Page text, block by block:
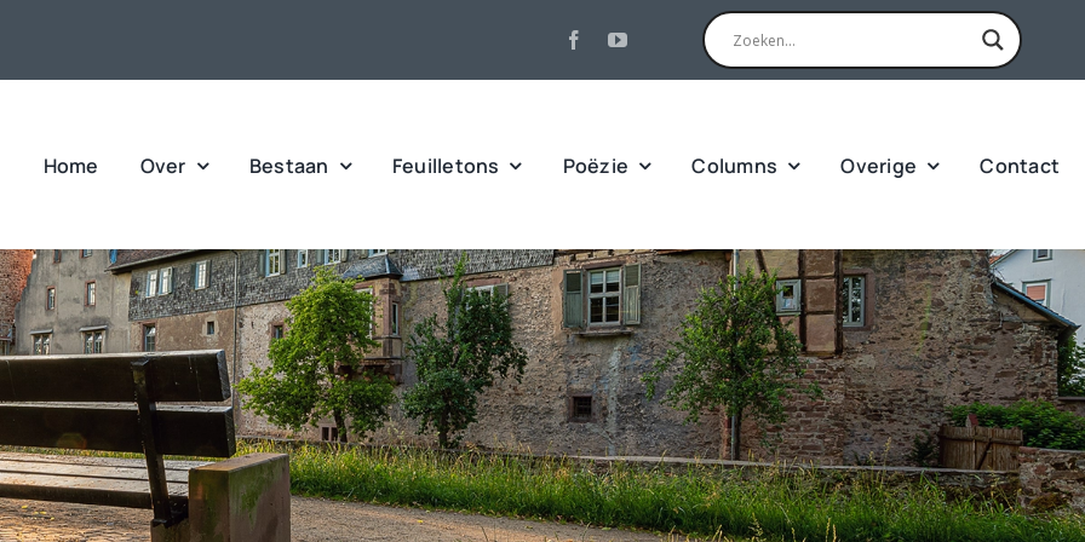
Home Over Bestaan Feuilletons Poëzie Columns Overige Contact